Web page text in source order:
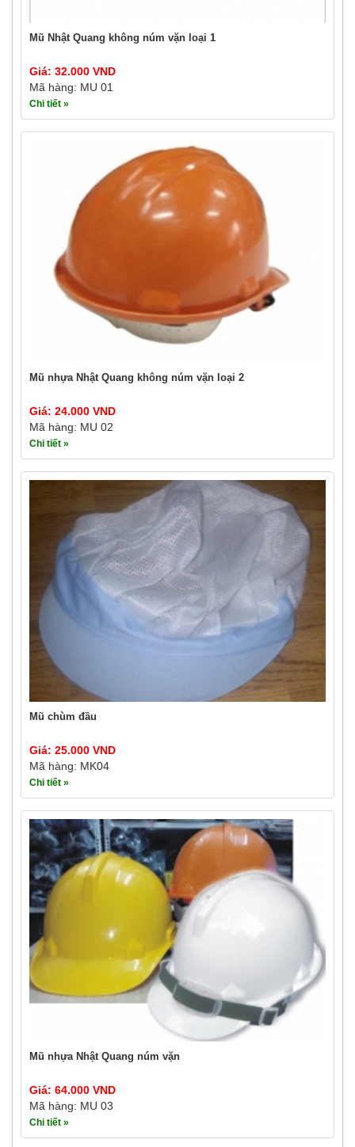
Mũ Nhật Quang không núm vặn loại 1
Giá: 32.000 VND
Mã hàng: MU 01
Chi tiết »
Mũ nhựa Nhật Quang không núm vặn loại 2
Giá: 24.000 VND
Mã hàng: MU 02
Chi tiết »
Mũ chùm đầu
Giá: 25.000 VND
Mã hàng: MK04
Chi tiết »
Mũ nhựa Nhật Quang núm vặn
Giá: 64.000 VND
Mã hàng: MU 03
Chi tiết »